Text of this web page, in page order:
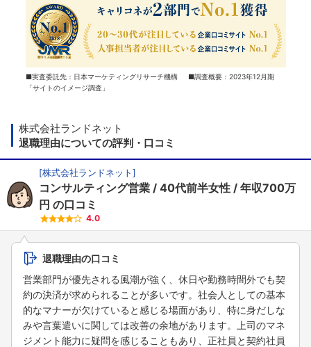
■実査委託先：日本マーケティングリサーチ機構 ■調査概要：2023年12月期
「サイトのイメージ調査」
株式会社ランドネット
退職理由についての評判・口コミ
[株式会社ランドネット]
コンサルティング営業 40代前半女性
年収700万
円 の口コミ
4.0
退職理由の口コミ
営業部門が優先される風潮が強く、休日や勤務時間外でも契
約の決済が求められることが多いです。社会人としての基本
的なマナーが欠けていると感じる場面があり、特に身だしな
みや言葉遣いに関しては改善の余地があります。上司のマネ
ジメント能力に疑問を感じることもあり、正社員と契約社員